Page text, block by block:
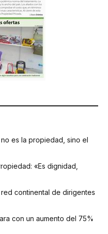
es la propiedad, sino el
«Es dignidad,
continental de dirigentes
con un aumento del 75%